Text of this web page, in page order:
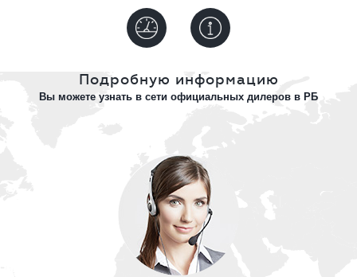
Подробную информацию
Вы можете узнать в сети официальных дилеров в РБ